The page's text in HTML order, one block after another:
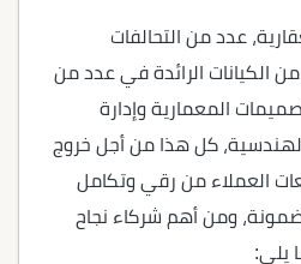
عدد من التحالفات
الكيانات الرائدة في عدد من
المعمارية وإدارة
كل هذا من أجل خروج
العملاء من رقي وتكامل
ومن أهم شركاء نجاح
يلي: